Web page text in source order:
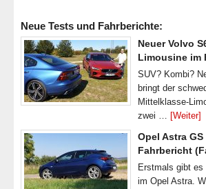
Neue Tests und Fahrberichte:
Neuer Volvo
Limousine im
SUV? Kombi?
bringt der
Mittelklasse-
zwei … [Weiter]
Opel Astra
Fahrbericht
Erstmals gibt
im Opel Astra.